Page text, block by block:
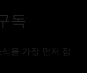
독
을 가장 먼저 접